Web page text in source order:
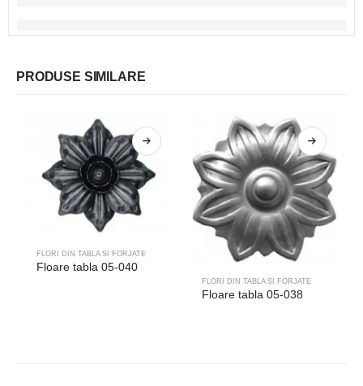
PRODUSE SIMILARE
FLORI DIN TABLA SI FORJATE
Floare tabla 05-040
FLORI DIN TABLA SI FORJATE
Floare tabla 05-038